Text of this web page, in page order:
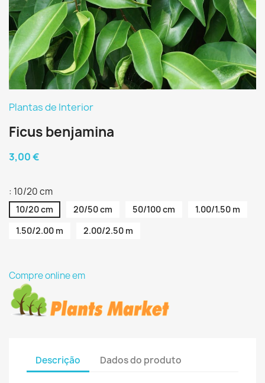
Plantas de Interior
Ficus benjamina
3,00 €
: 10/20 cm
10/20 cm 20/50 cm 50/100 cm
1.00/1.50 m
1.50/2.00 m
2.00/2.50 m
Compre online em
Descrição Dados do produto